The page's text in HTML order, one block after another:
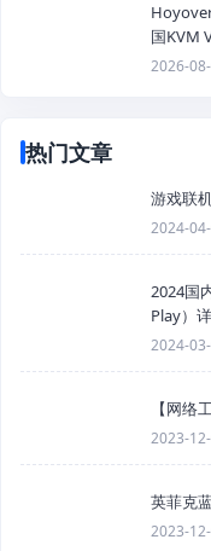
国KVM
2026-
热门文章
游戏联
2024-
2024国
Play）
2024-
【网络
2023-
英菲克
2023-